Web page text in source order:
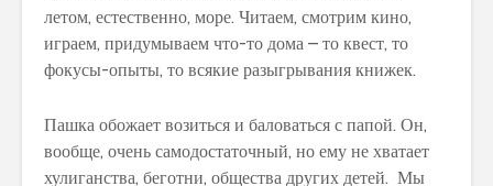
летом, естественно, море. Читаем, смотрим кино,
играем, придумываем что-то дома – то квест, то
фокусы-опыты, то всякие разыгрывания книжек.
Пашка обожает возиться и баловаться с папой. Он,
вообще, очень самодостаточный, но ему не хватает
хулиганства, беготни, общества других детей. Мы